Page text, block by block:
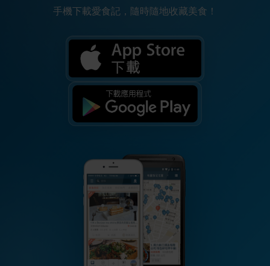
手機下載愛食記，隨時隨地收藏美食！